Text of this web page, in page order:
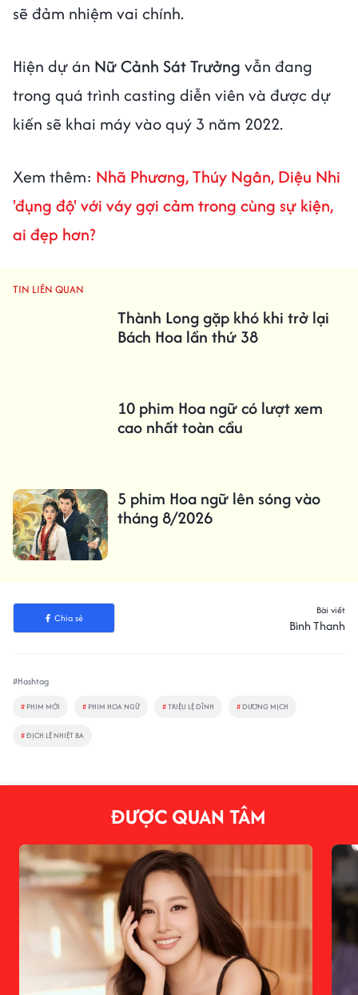
sẽ đảm nhiệm vai chính.
Hiện dự án Nữ Cảnh Sát Trưởng vẫn đang
trong quá trình casting diễn viên và được dự
kiến sẽ khai máy vào quý 3 năm 2022.
Xem thêm: Nhã Phương, Thúy Ngân, Diệu Nhi
'đụng độ' với váy gợi cảm trong cùng sự kiện,
ai đẹp hơn?
TIN LIÊN QUAN
Thành Long gặp khó khi trở lại
Bách Hoa lần thứ 38
10 phim Hoa ngữ có lượt xem
cao nhất toàn cầu
5 phim Hoa ngữ lên sóng vào
tháng 8/2026
Chia sẻ
Bài viết
Bình Thanh
#Hashtag
# PHIM MỚI # PHIM HOA NGỮ #TRIỆU LỆ DĨNH # DƯƠNG MỊCH
#ĐỊCH LỆ NHIỆT BA
ĐƯỢC QUAN TÂM